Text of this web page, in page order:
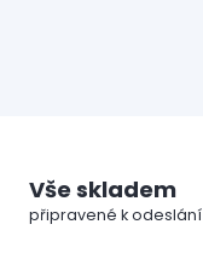
Vše skladem
připravené k odeslání